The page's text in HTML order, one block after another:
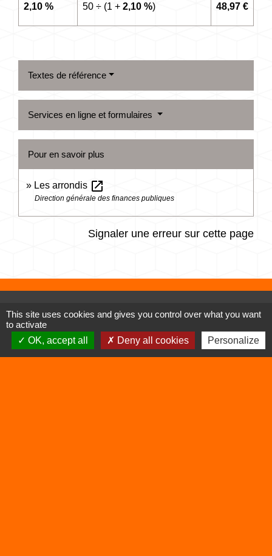
2,10 % 50 ÷ (1 + 2,10 %) 48,97 €
Textes de référence
Services en ligne et formulaires
Pour en savoir plus
Les arrondis open_in_new
Direction générale des finances publiques
Signaler une erreur sur cette page
Contacts
Commune de Vertrieu
1 place de la Mairie
This site uses cookies and gives you control over what you want
to activate
OK, accept all
Deny all cookies Personalize